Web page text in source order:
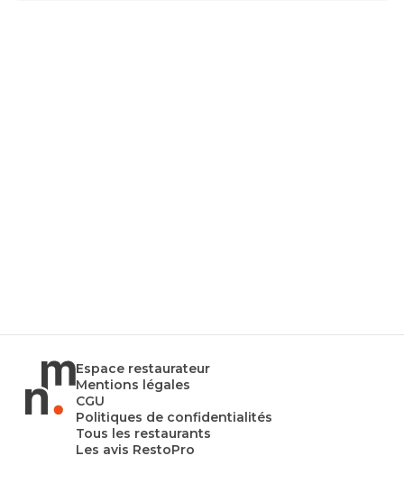
Espace restaurateur
Mentions légales
CGU
Politiques de confidentialités
Tous les restaurants
Les avis RestoPro